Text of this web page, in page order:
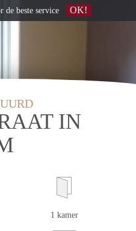
IN
1 kamer
de beste service OK!